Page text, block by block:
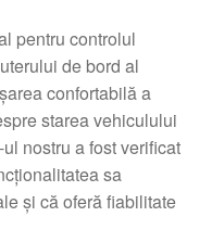
pentru controlul
de bord al
confortabilă a
starea vehiculului
nostru a fost verificat
sa
și că oferă fiabilitate